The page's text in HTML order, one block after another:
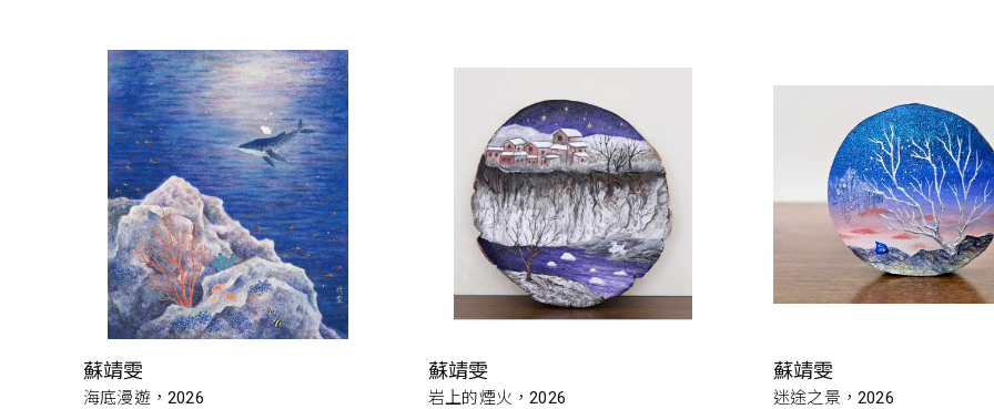
蘇靖雯
海底漫遊，2026
蘇靖雯
岩上的煙火，2026
蘇靖雯
迷途之景，2026